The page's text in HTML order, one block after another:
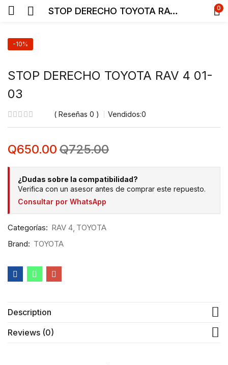
STOP DERECHO TOYOTA RAV 4 01-03 0
-10%
STOP DERECHO TOYOTA RAV 4 01-
03
Reseñas 0 Vendidos:0
Q650.00 Q725.00
¿Dudas sobre la compatibilidad?
Verifica con un asesor antes de comprar este repuesto.
Consultar por WhatsApp
Categorías: RAV 4 TOYOTA
Brand: TOYOTA
Description
Reviews (0)